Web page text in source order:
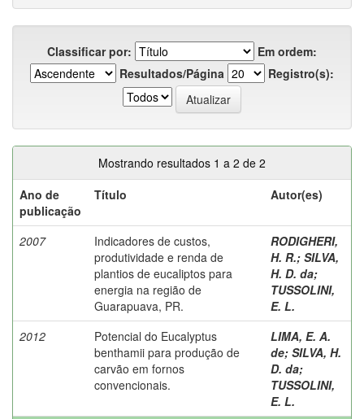
Classificar por:
Em ordem:
Resultados/Página
Registro(s):
Mostrando resultados 1 a 2 de 2
Ano de
publicação
Título Autor(es)
2007
Indicadores de custos,
produtividade e renda de
plantios de eucaliptos para
energia na região de
Guarapuava, PR.
RODIGHERI,
H. R.; SILVA,
H. D. da;
TUSSOLINI,
E. L.
2012
Potencial do Eucalyptus
benthamii para produção de
carvão em fornos
convencionais.
LIMA, E. A.
de; SILVA, H.
D. da;
TUSSOLINI,
E. L.